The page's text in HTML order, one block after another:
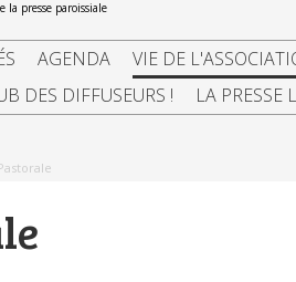
AGENDA VIE DE
DES DIFFUSEURS !
LA PRESSE